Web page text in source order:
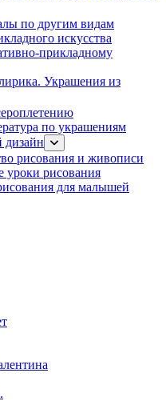
по другим видам
искусства
прикладному
Украшения из
по украшениям
дизайн
рисования и живописи
рисования
для малышей